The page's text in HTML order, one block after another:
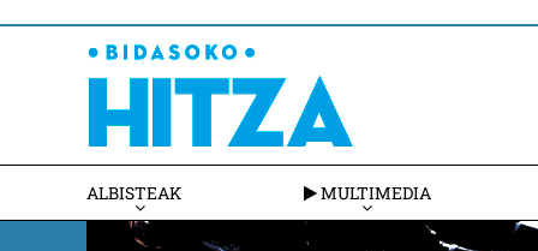
ALBISTEAK MULTIMEDIA